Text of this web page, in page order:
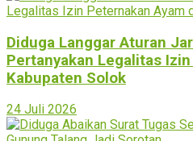
Diduga Langgar Aturan
Pertanyakan Legalitas
Kabupaten Solok
24 Juli 2026